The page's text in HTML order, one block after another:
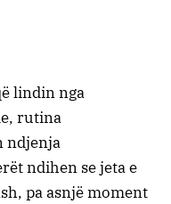
lindin nga
rutina
ndjenja
ndihen se jeta e
pa asnjë moment